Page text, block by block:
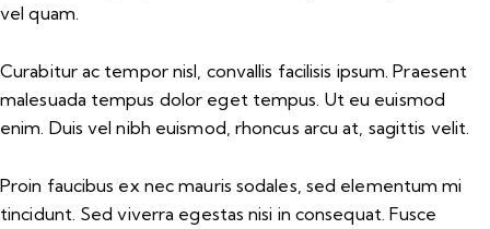
vel quam.
Curabitur ac tempor nisl, convallis facilisis ipsum. Praesent
malesuada tempus dolor eget tempus. Ut eu euismod
enim. Duis vel nibh euismod, rhoncus arcu at, sagittis velit.
Proin faucibus ex nec mauris sodales, sed elementum mi
tincidunt. Sed viverra egestas nisi in consequat. Fusce